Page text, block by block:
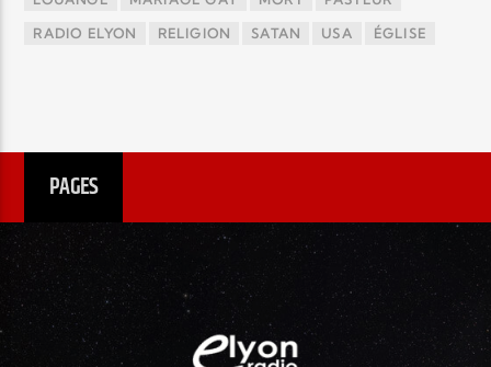
RADIO ELYON RELIGION SATAN USA ÉGLISE
PAGES